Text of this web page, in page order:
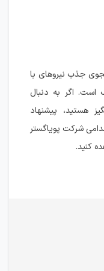
جذب نیروهای با
است. اگر به دنبال
هستید، پیشنهاد
شرکت پویاگستر
کنید.